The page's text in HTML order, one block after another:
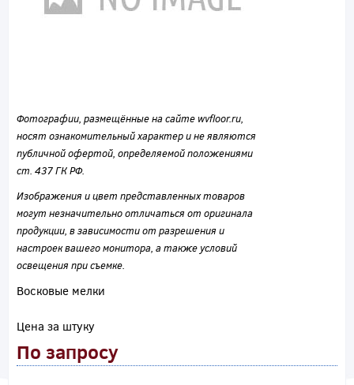
Фотографии, размещённые на сайте wvfloor.ru,
носят ознакомительный характер и не являются
публичной офертой, определяемой положениями
ст. 437 ГК РФ.
Изображения и цвет представленных товаров
могут незначительно отличаться от оригинала
продукции, в зависимости от разрешения и
настроек вашего монитора, а также условий
освещения при съемке.
Восковые мелки
Цена за штуку
По запросу